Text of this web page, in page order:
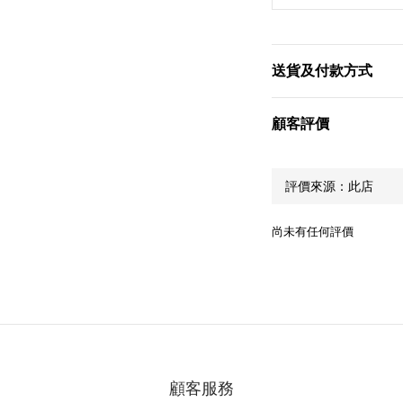
送貨及付款方式
顧客評價
尚未有任何評價
顧客服務